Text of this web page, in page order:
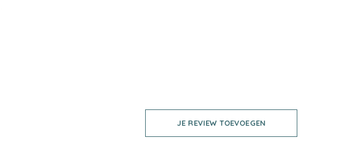
JE REVIEW TOEVOEGEN